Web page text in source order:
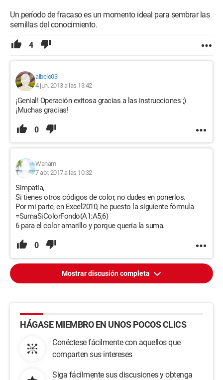
Un período de fracaso es un momento ideal para sembrar las
semillas del conocimiento.
4
albelo03
4 jun. 2013 a las 13:42
¡Genial! Operación exitosa gracias a las instrucciones ;)
¡Muchas gracias!
0
Wanam
7 abr. 2017 a las 10:32
Simpatía,
Si tienes otros códigos de color, no dudes en ponerlos.
Por mi parte, en Excel2010, he puesto la siguiente fórmula
=SumaSiColorFondo(A1:A5;6)
6 para el color amarillo y porque quería la suma.
0
Mostrar discusión completa
HÁGASE MIEMBRO EN UNOS POCOS CLICS
Conéctese fácilmente con aquellos que
comparten sus intereses
Siga fácilmente sus discusiones y obtenga